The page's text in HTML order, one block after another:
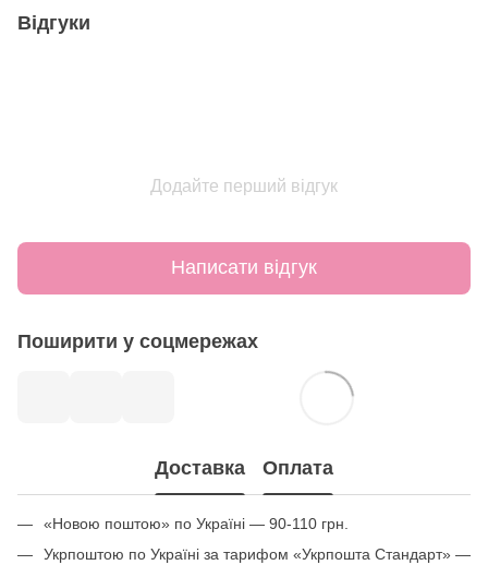
Відгуки
Додайте перший відгук
Написати відгук
Поширити у соцмережах
Доставка Оплата
«Новою поштою» по Україні — 90-110 грн.
Укрпоштою по Україні за тарифом «Укрпошта Стандарт» —